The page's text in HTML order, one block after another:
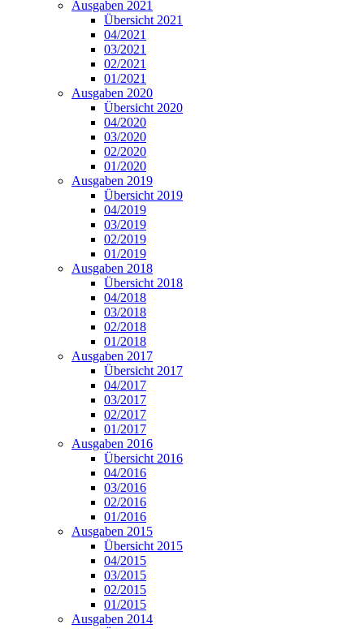
Ausgaben 2021
Übersicht 2021
04/2021
03/2021
02/2021
01/2021
Ausgaben 2020
Übersicht 2020
04/2020
03/2020
02/2020
01/2020
Ausgaben 2019
Übersicht 2019
04/2019
03/2019
02/2019
01/2019
Ausgaben 2018
Übersicht 2018
04/2018
03/2018
02/2018
01/2018
Ausgaben 2017
Übersicht 2017
04/2017
03/2017
02/2017
01/2017
Ausgaben 2016
Übersicht 2016
04/2016
03/2016
02/2016
01/2016
Ausgaben 2015
Übersicht 2015
04/2015
03/2015
02/2015
01/2015
Ausgaben 2014